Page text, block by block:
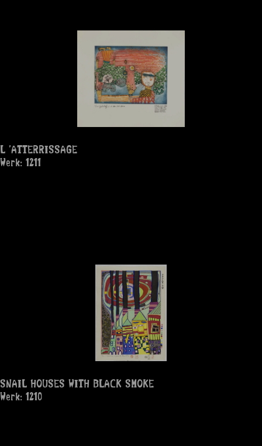
L 'ATTERRISSAGE
Werk: 1211
SNAIL HOUSES WITH BLACK SMOKE
Werk: 1210